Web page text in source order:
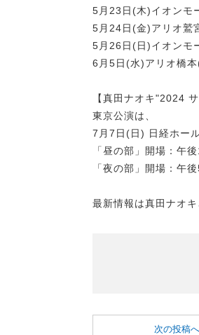
5月23日(木)イオンモ
5月24日(金)アリオ鷲
5月26日(日)イオンモ
6月5日(水)アリオ橋
【真田ナオキ"2024
東京公演は、
7月7日(日) 日経ホー
「昼の部」開場：午
「夜の部」開場：午
最新情報は真田ナオ
次の投稿へ